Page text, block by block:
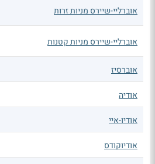
אוברליי-שיירס מניות זרות
אוברליי-שיירס מניות קטנות
אוברסיז
אודיה
אודיו-איי
אודיוקודס